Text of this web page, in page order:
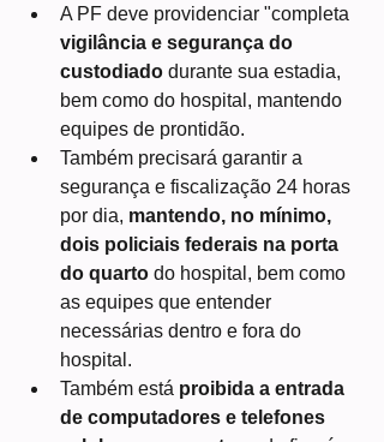
A PF deve providenciar "completa
vigilância e segurança do
custodiado durante sua estadia,
bem como do hospital, mantendo
equipes de prontidão.
Também precisará garantir a
segurança e fiscalização 24 horas
por dia, mantendo, no mínimo,
dois policiais federais na porta
do quarto do hospital, bem como
as equipes que entender
necessárias dentro e fora do
hospital.
Também está proibida a entrada
de computadores e telefones